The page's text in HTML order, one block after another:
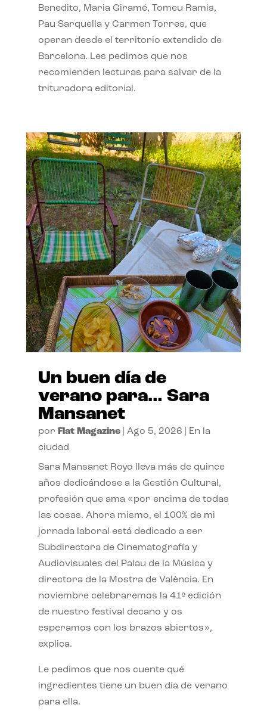
Benedito, Maria Giramé, Tomeu Ramis,
Pau Sarquella y Carmen Torres, que
operan desde el territorio extendido de
Barcelona. Les pedimos que nos
recomienden lecturas para salvar de la
trituradora editorial.
Un buen día de
verano para… Sara
Mansanet
por Flat Magazine| Ago 5, 2026
En la
ciudad
Sara Mansanet Royo lleva más de quince
años dedicándose a la Gestión Cultural,
profesión que ama «por encima de todas
las cosas. Ahora mismo, el 100% de mi
jornada laboral está dedicado a ser
Subdirectora de Cinematografía y
Audiovisuales del Palau de la Música y
directora de la Mostra de València. En
noviembre celebraremos la 41ª edición
de nuestro festival decano y os
esperamos con los brazos abiertos»,
explica.
Le pedimos que nos cuente qué
ingredientes tiene un buen día de verano
para ella.